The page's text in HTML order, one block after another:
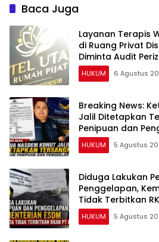
Baca Juga
Layanan Terapis
di Ruang Privat
Diminta Audit
Utami
HUKUM 6 Agustus
Breaking News:
Jalil Ditetapkan
Penipuan dan
HUKUM 5 Agustus
Diduga Lakukan
Penggelapan,
Tidak Terbitkan
HUKUM 5 Agustus